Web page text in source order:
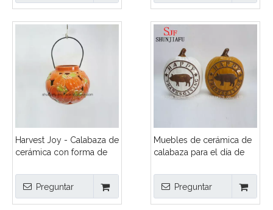
de calabaza de cerámica
calabazas de cerámica
Harvest Joy - Calabaza de
cerámica con forma de
cerámica - lámpara
ahuecadaPreguntar
Muebles de cerámica de
calabaza para el día de
Preguntar